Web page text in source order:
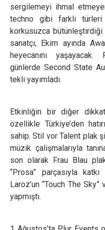
sergilemeyi ihmal
techno gibi farklı
korkusuzca bütünleştirdiği
sanatçı, Ekim ayında
heyecanını
günlerde Second State
tekli yayımladı.
Etkinliğin bir diğer
özellikle Türkiye’den
sahip. Stil vor Talent plak
müzik çalışmalarıyla
son olarak Frau Blau
“Prosa” parçasıyla
Laroz’un “Touch The
yapmıştı.